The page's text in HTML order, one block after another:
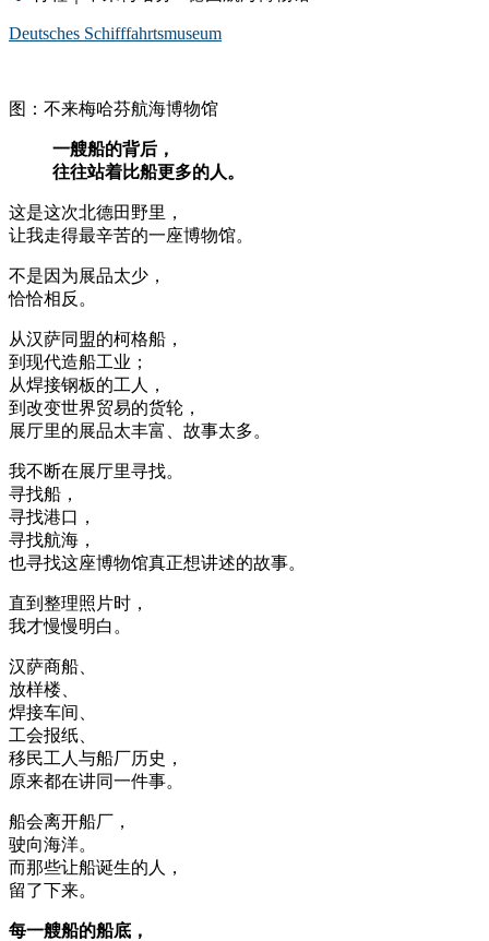
Deutsches Schifffahrtsmuseum
图：不来梅哈芬航海博物馆
一艘船的背后，
往往站着比船更多的人。
这是这次北德田野里，
让我走得最辛苦的一座博物馆。
不是因为展品太少，
恰恰相反。
从汉萨同盟的柯格船，
到现代造船工业；
从焊接钢板的工人，
到改变世界贸易的货轮，
展厅里的展品太丰富、故事太多。
我不断在展厅里寻找。
寻找船，
寻找港口，
寻找航海，
也寻找这座博物馆真正想讲述的故事。
直到整理照片时，
我才慢慢明白。
汉萨商船、
放样楼、
焊接车间、
工会报纸、
移民工人与船厂历史，
原来都在讲同一件事。
船会离开船厂，
驶向海洋。
而那些让船诞生的人，
留了下来。
每一艘船的船底，